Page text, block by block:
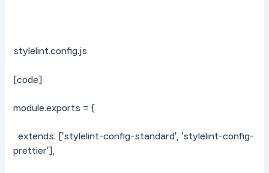
stylelint.config.js
[code]
module.exports = {
extends: [‘stylelint-config-standard’, ‘stylelint-config-
prettier’],